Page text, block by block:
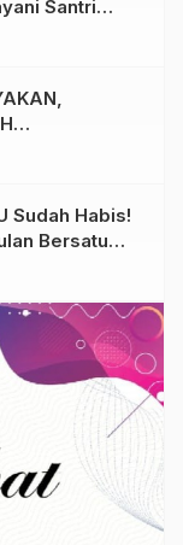
Santri
Anshori
Sudah Habis!
Bersatu
PTPN 1